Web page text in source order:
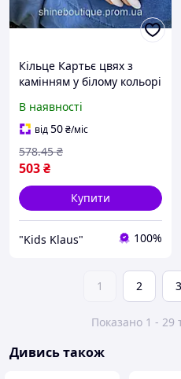
Кільце Картьє цвях з
камінням у білому кольорі
В наявності
від50₴/міс
503₴
578.45 ₴
Купити
"Kids Klaus" 100%
1 2 3
Показано 1 - 29
Дивись також